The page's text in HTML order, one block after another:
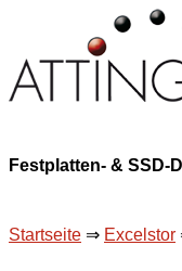
Festplatten- & SSD-
Startseite ⇒ Excelstor